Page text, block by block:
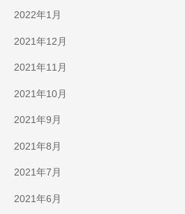
2022年1月
2021年12月
2021年11月
2021年10月
2021年9月
2021年8月
2021年7月
2021年6月